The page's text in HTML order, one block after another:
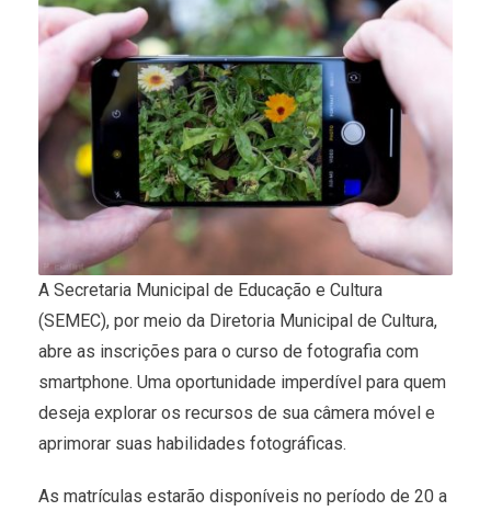
A Secretaria Municipal de Educação e Cultura
(SEMEC), por meio da Diretoria Municipal de Cultura,
abre as inscrições para o curso de fotografia com
smartphone. Uma oportunidade imperdível para quem
deseja explorar os recursos de sua câmera móvel e
aprimorar suas habilidades fotográficas.
As matrículas estarão disponíveis no período de 20 a